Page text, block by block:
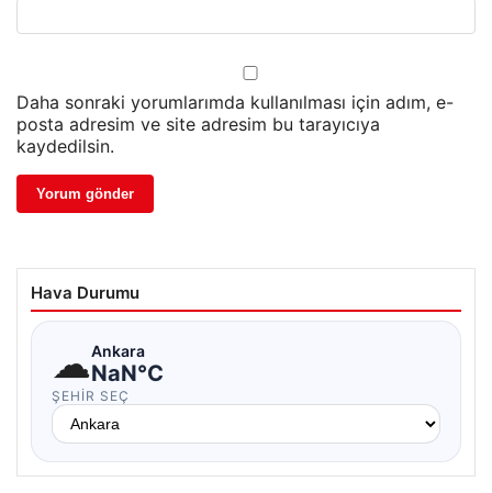
Daha sonraki yorumlarımda kullanılması için adım, e-
posta adresim ve site adresim bu tarayıcıya
kaydedilsin.
Hava Durumu
☁Ankara
NaN°C
ŞEHIR SEÇ